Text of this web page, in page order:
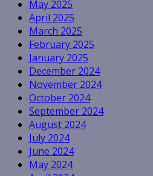
May 2025
April 2025
March 2025
February 2025
January 2025
December 2024
November 2024
October 2024
September 2024
August 2024
July 2024
June 2024
May 2024